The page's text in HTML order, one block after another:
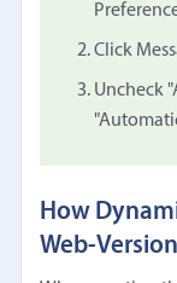
Click
Uncheck
How
Web-